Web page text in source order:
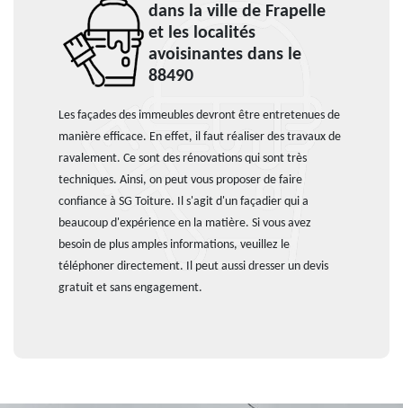
dans la ville de Frapelle
et les localités
avoisinantes dans le
88490
Les façades des immeubles devront être entretenues de
manière efficace. En effet, il faut réaliser des travaux de
ravalement. Ce sont des rénovations qui sont très
techniques. Ainsi, on peut vous proposer de faire
confiance à SG Toiture. Il s'agit d'un façadier qui a
beaucoup d'expérience en la matière. Si vous avez
besoin de plus amples informations, veuillez le
téléphoner directement. Il peut aussi dresser un devis
gratuit et sans engagement.